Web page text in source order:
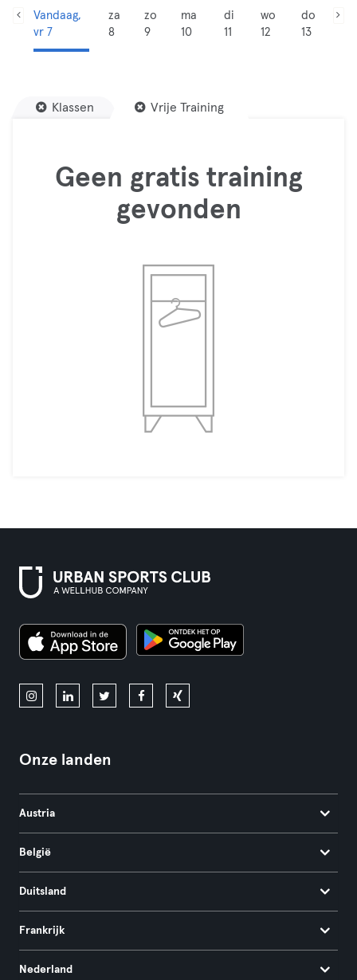
Vandaag,
vr 7
za
8
zo
9
ma
10
di
11
wo
12
do
13
Klassen Vrije Training
Geen gratis training
gevonden
Onze landen
Austria
België
Duitsland
Frankrijk
Nederland